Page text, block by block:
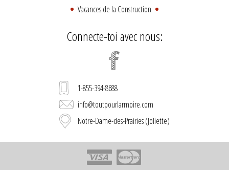
Vacances de la Construction
Connecte-toi avec nous:
1-855-394-8688
info@toutpourlarmoire.com
Notre-Dame-des-Prairies (Joliette)